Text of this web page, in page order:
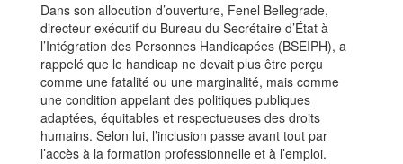
Dans son allocution d’ouverture, Fenel Bellegrade,
directeur exécutif du Bureau du Secrétaire d’État à
l’Intégration des Personnes Handicapées (BSEIPH), a
rappelé que le handicap ne devait plus être perçu
comme une fatalité ou une marginalité, mais comme
une condition appelant des politiques publiques
adaptées, équitables et respectueuses des droits
humains. Selon lui, l’inclusion passe avant tout par
l’accès à la formation professionnelle et à l’emploi.